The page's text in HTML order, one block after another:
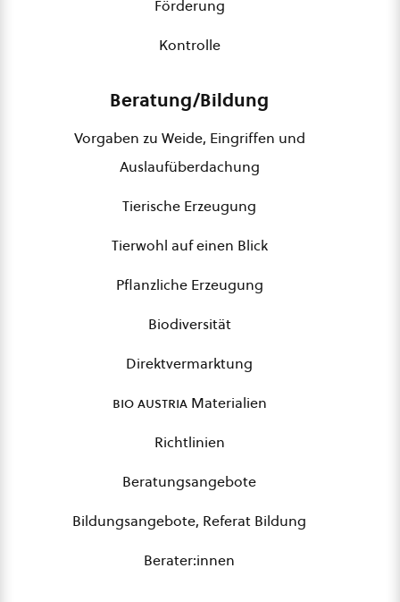
Förderung
Kontrolle
Beratung/Bildung
Vorgaben zu Weide, Eingriffen und
Auslaufüberdachung
Tierische Erzeugung
Tierwohl auf einen Blick
Pflanzliche Erzeugung
Biodiversität
Direktvermarktung
bio austriaMaterialien
Richtlinien
Beratungsangebote
Bildungsangebote, Referat Bildung
Berater:innen